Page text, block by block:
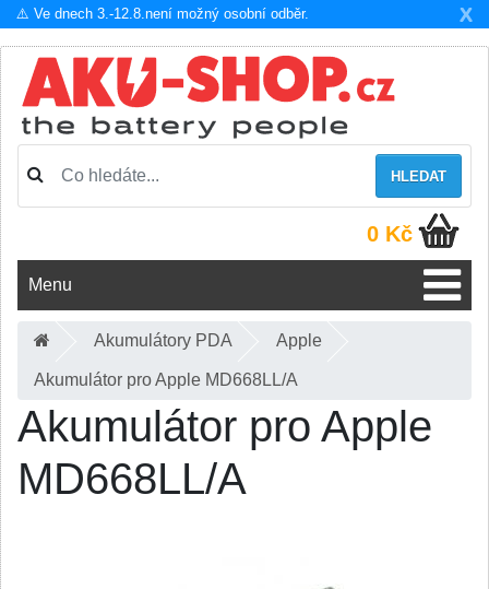
X
⚠️ Ve dnech 3.-12.8.není možný osobní odběr.
HLEDAT
0 Kč
Menu
Akumulátory PDA Apple
Akumulátor pro Apple MD668LL/A
Akumulátor pro Apple
MD668LL/A